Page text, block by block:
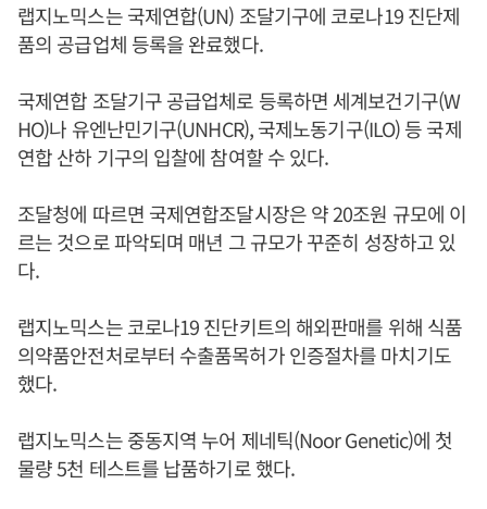
랩지노믹스는 국제연합(UN) 조달기구에 코로나19 진단제
품의 공급업체 등록을 완료했다.
국제연합 조달기구 공급업체로 등록하면 세계보건기구(W
HO)나 유엔난민기구(UNHCR), 국제노동기구(ILO) 등 국제
연합 산하 기구의 입찰에 참여할 수 있다.
조달청에 따르면 국제연합조달시장은 약 20조원 규모에 이
르는 것으로 파악되며 매년 그 규모가 꾸준히 성장하고 있
다.
랩지노믹스는 코로나19 진단키트의 해외판매를 위해 식품
의약품안전처로부터 수출품목허가 인증절차를 마치기도
했다.
랩지노믹스는 중동지역 누어 제네틱(Noor Genetic)에 첫
물량 5천 테스트를 납품하기로 했다.